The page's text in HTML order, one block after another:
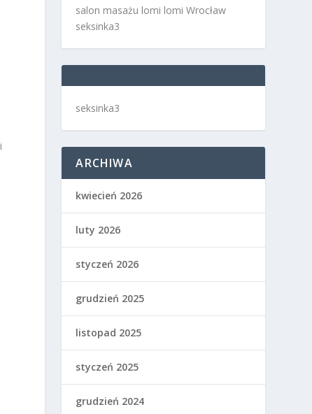
i
salon masażu lomi lomi Wrocław
seksinka3
seksinka3
ARCHIWA
kwiecień 2026
luty 2026
styczeń 2026
grudzień 2025
listopad 2025
styczeń 2025
grudzień 2024